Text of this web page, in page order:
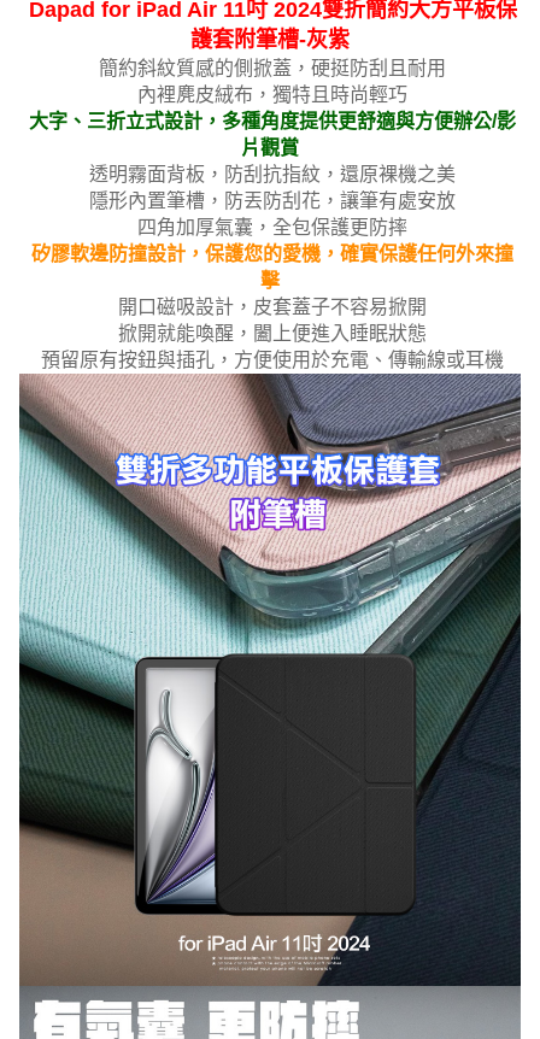
Dapad for iPad Air 11吋 2024雙折簡約大方平板保
護套附筆槽-灰紫
簡約斜紋質感的側掀蓋，硬挺防刮且耐用
內裡麂皮絨布，獨特且時尚輕巧
大字、三折立式設計，多種角度提供更舒適與方便辦公/影
片觀賞
透明霧面背板，防刮抗指紋，還原裸機之美
隱形內置筆槽，防丟防刮花，讓筆有處安放
四角加厚氣囊，全包保護更防摔
矽膠軟邊防撞設計，保護您的愛機，確實保護任何外來撞
擊
開口磁吸設計，皮套蓋子不容易掀開
掀開就能喚醒，闔上便進入睡眠狀態
預留原有按鈕與插孔，方便使用於充電、傳輸線或耳機